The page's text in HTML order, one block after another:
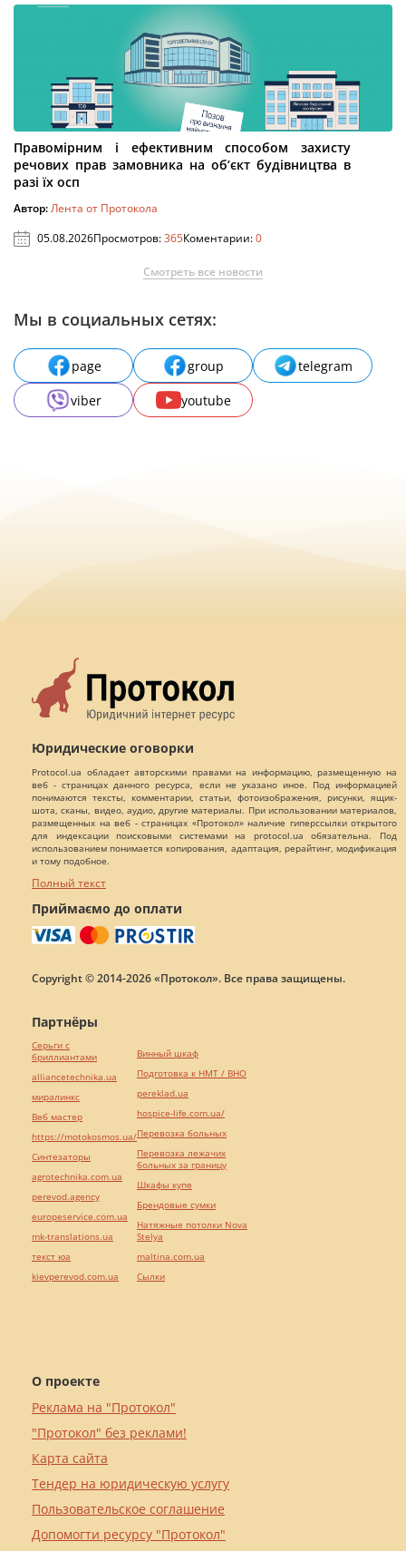
Правомірним і ефективним способом захисту
речових прав замовника на об’єкт будівництва в
разі їх осп
Автор:Лента от Протокола
05.08.2026Просмотров:365Коментарии:0
Смотреть все новости
Мы в социальных сетях:
page group
telegram
viber
youtube
Юридические оговорки
Protocol.ua обладает авторскими правами на информацию, размещенную на
веб - страницах данного ресурса, если не указано иное. Под информацией
понимаются тексты, комментарии, статьи, фотоизображения, рисунки, ящик-
шота, сканы, видео, аудио, другие материалы. При использовании материалов,
размещенных на веб - страницах «Протокол» наличие гиперссылки открытого
для индексации поисковыми системами на protocol.ua обязательна. Под
использованием понимается копирования, адаптация, рерайтинг, модификация
и тому подобное.
Полный текст
Приймаємо до оплати
Copyright © 2014-2026 «Протокол». Все права защищены.
О проекте
Реклама на "Протокол"
"Протокол" без реклами!
Карта сайта
Тендер на юридическую услугу
Пользовательское соглашение
Допомогти ресурсу "Протокол"
Партнёры
Серьги с
бриллиантами
alliancetechnika.ua
миралинкс
Веб мастер
https://motokosmos.ua/
Синтезаторы
agrotechnika.com.ua
perevod.agency
europeservice.com.ua
mk-translations.ua
текст юа
kievperevod.com.ua
Винный шкаф
Подготовка к НМТ / ВНО
pereklad.ua
hospice-life.com.ua/
Перевозка больных
Перевозка лежачих
больных за границу
Шкафы купе
Брендовые сумки
Натяжные потолки Nova
Stelya
maltina.com.ua
Cылки